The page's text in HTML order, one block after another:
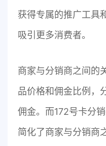
获得专属的推广工具
吸引更多消费者。
商家与分销商之间的
品价格和佣金比例，
佣金。而172号卡分
简化了商家与分销商